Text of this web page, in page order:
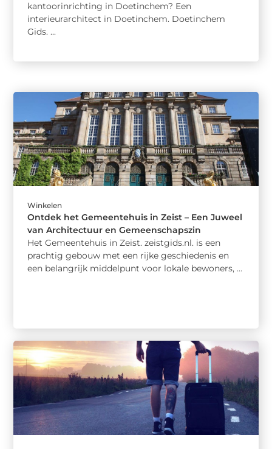
kantoorinrichting in Doetinchem? Een
interieurarchitect in Doetinchem. Doetinchem
Gids. ...
Winkelen
Ontdek het Gemeentehuis in Zeist – Een Juweel
van Architectuur en Gemeenschapszin
Het Gemeentehuis in Zeist. zeistgids.nl. is een
prachtig gebouw met een rijke geschiedenis en
een belangrijk middelpunt voor lokale bewoners, ...